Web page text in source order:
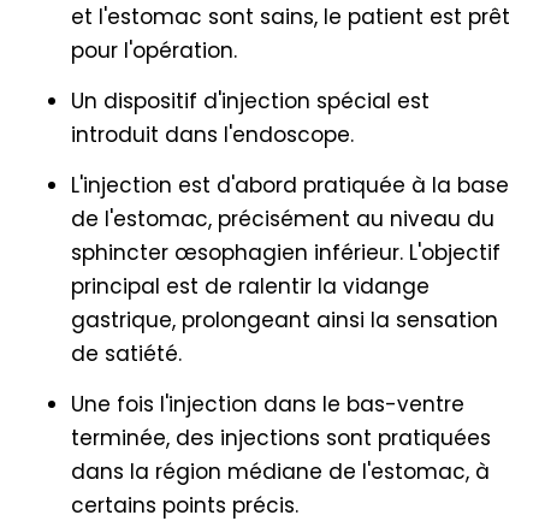
et l'estomac sont sains, le patient est prêt
pour l'opération.
Un dispositif d'injection spécial est
introduit dans l'endoscope.
L'injection est d'abord pratiquée à la base
de l'estomac, précisément au niveau du
sphincter œsophagien inférieur. L'objectif
principal est de ralentir la vidange
gastrique, prolongeant ainsi la sensation
de satiété.
Une fois l'injection dans le bas-ventre
terminée, des injections sont pratiquées
dans la région médiane de l'estomac, à
certains points précis.